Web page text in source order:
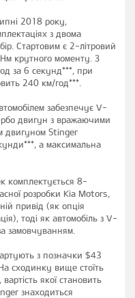
2018 року,
з двома
Стартовим є 2-літровий
крутного моменту. З
за 6 секунд***, при
240 км/год***.
забезпечує V-
двигун з вражаючими
двигуном Stinger
а максимальна
комплектується 8-
розробки Kia Motors,
привід (як опція
тоді як автомобіль з V-
замовчуванням.
з позначки $43
сходинку вище стоїть
якої становить
знаходиться